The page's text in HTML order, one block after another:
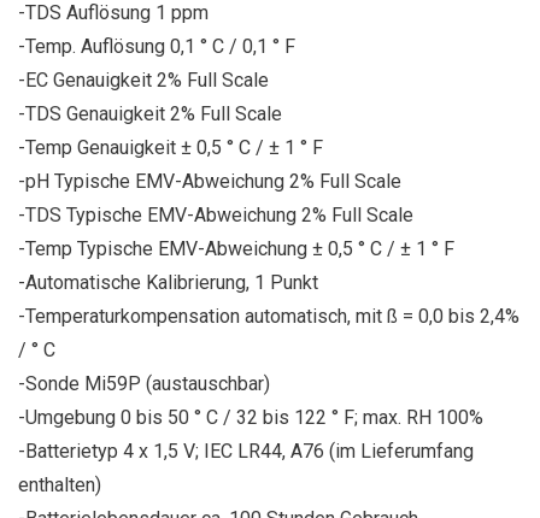
-TDS Auflösung 1 ppm
-Temp. Auflösung 0,1 ° C / 0,1 ° F
-EC Genauigkeit 2% Full Scale
-TDS Genauigkeit 2% Full Scale
-Temp Genauigkeit ± 0,5 ° C / ± 1 ° F
-pH Typische EMV-Abweichung 2% Full Scale
-TDS Typische EMV-Abweichung 2% Full Scale
-Temp Typische EMV-Abweichung ± 0,5 ° C / ± 1 ° F
-Automatische Kalibrierung, 1 Punkt
-Temperaturkompensation automatisch, mit ß = 0,0 bis 2,4%
/ ° C
-Sonde Mi59P (austauschbar)
-Umgebung 0 bis 50 ° C / 32 bis 122 ° F; max. RH 100%
-Batterietyp 4 x 1,5 V; IEC LR44, A76 (im Lieferumfang
enthalten)